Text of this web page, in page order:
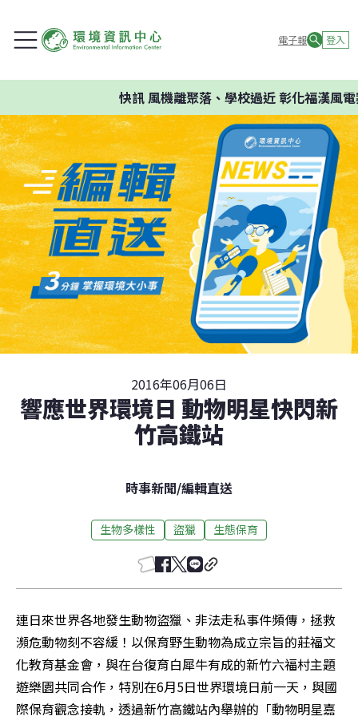
電子報 登入
快訊風機離聚落、學校過近 彰化福漢風電
2016年06月06日
響應世界環境日 動物明星快閃新
竹高鐵站
時事新聞/編輯直送
生物多樣性 盜獵 生態保育
連日來世界各地發生動物盜獵、非法走私事件頻傳，拯救
瀕危動物刻不容緩！以保育野生動物為成立宗旨的莊福文
化教育基金會，與在台復育白犀牛有成的新竹六福村主題
遊樂園共同合作，特別在6月5日世界環境日前一天，與國
際保育觀念接軌，透過新竹高鐵站內舉辦的「動物明星嘉